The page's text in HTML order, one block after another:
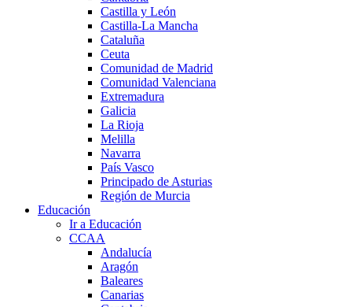
Castilla y León
Castilla-La Mancha
Cataluña
Ceuta
Comunidad de Madrid
Comunidad Valenciana
Extremadura
Galicia
La Rioja
Melilla
Navarra
País Vasco
Principado de Asturias
Región de Murcia
Educación
Ir a Educación
CCAA
Andalucía
Aragón
Baleares
Canarias